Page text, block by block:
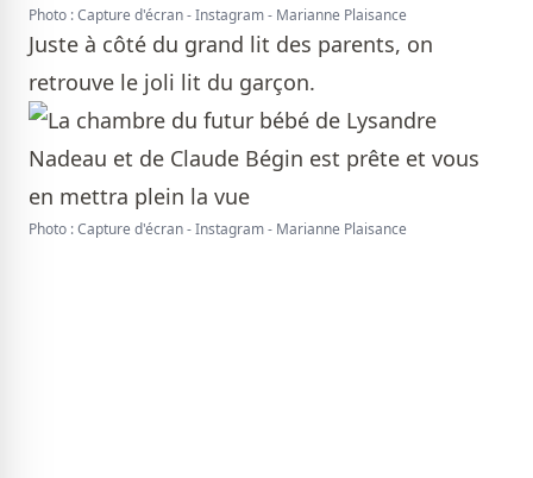
Photo : Capture d'écran - Instagram - Marianne Plaisance
Juste à côté du grand lit des parents, on
retrouve le joli lit du garçon.
Photo : Capture d'écran - Instagram - Marianne Plaisance